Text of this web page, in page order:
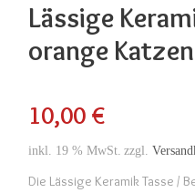
Lässige
orange Katzen
10,00 €
inkl. 19 % MwSt. zzgl.
Die Lässige Keramik Tasse /